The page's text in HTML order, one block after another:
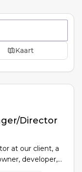
Kaart
Director
at our client, a
developer,